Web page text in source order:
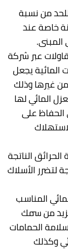
من نسبة
خاصة عند
عبر شركة
المائية يجعل
غيرها وذلك
المائي لها
على
الناتجة
لتضرر الأسلاك
المناسب
يزيد من سمك
الحمامات
وكذلك